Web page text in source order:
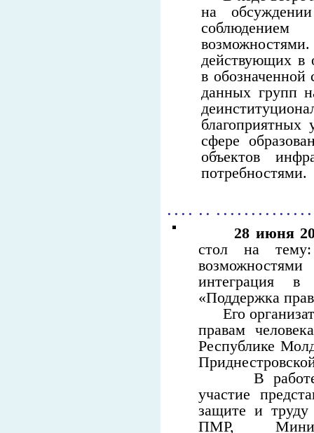
на
действующих в
в
данных групп
сфере
объектов
потребностями.
. . . . . . . . . . . . . . . . . . . .
28 июня
стол на
интеграция
«Поддержка
Его
правам
Республике
В работе
участие
защите и труду
ПМР,